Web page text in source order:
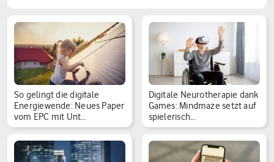
So gelingt die digitale
Energiewende: Neues Paper
vom EPC mit Unt…
Digitale Neurotherapie dank
Games: Mindmaze setzt auf
spielerisch…